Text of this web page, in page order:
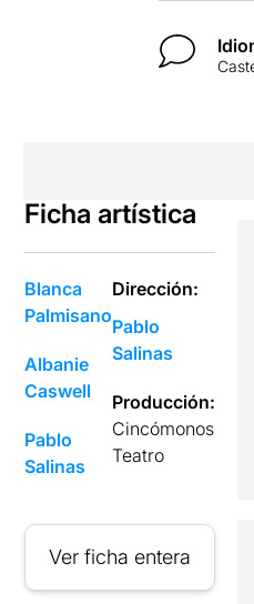
Ficha artística
Blanca
Palmisano
Albanie
Caswell
Pablo
Salinas
Dirección:
Pablo
Salinas
Producción:
Cincómonos
Teatro
Ver ficha entera